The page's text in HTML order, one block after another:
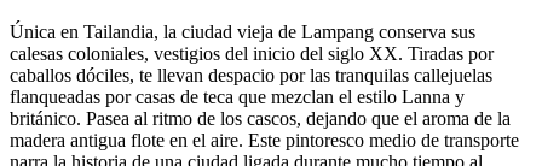
Única en Tailandia, la ciudad vieja de Lampang conserva sus
calesas coloniales, vestigios del inicio del siglo XX. Tiradas por
caballos dóciles, te llevan despacio por las tranquilas callejuelas
flanqueadas por casas de teca que mezclan el estilo Lanna y
británico. Pasea al ritmo de los cascos, dejando que el aroma de la
madera antigua flote en el aire. Este pintoresco medio de transporte